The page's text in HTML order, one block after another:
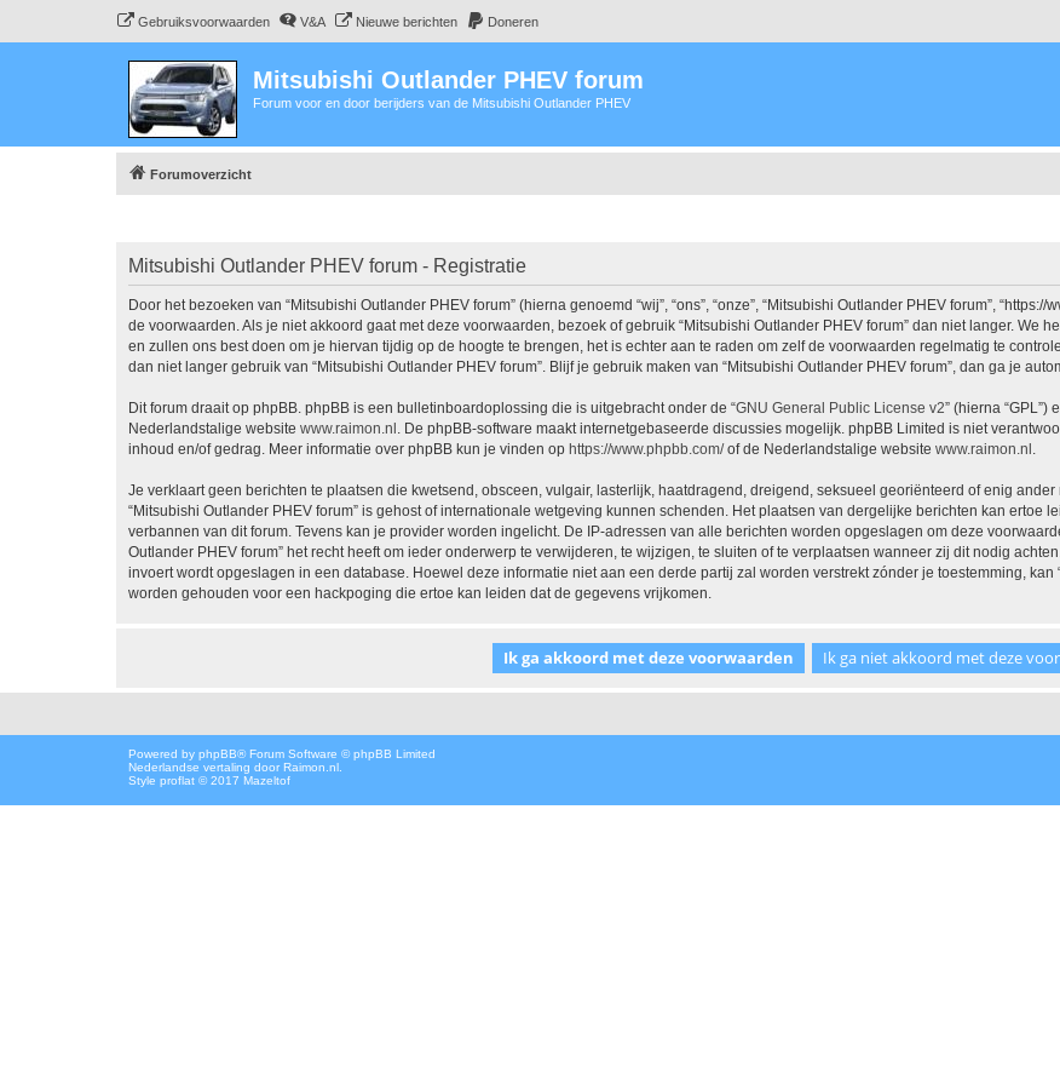
Gebruiksvoorwaarden V&A Nieuwe berichten Doneren
Mitsubishi Outlander PHEV forum
Forum voor en door berijders van de Mitsubishi Outlander PHEV
Forumoverzicht
Mitsubishi Outlander PHEV forum - Registratie
Door het bezoeken van “Mitsubishi Outlander PHEV forum” (hierna genoemd “wij”, “ons”, “onze”, “Mitsubishi Outlander PHEV forum”,
de voorwaarden. Als je niet akkoord gaat met deze voorwaarden, bezoek of gebruik “Mitsubishi Outlander PHEV forum” dan niet langer. We
en zullen ons best doen om je hiervan tijdig op de hoogte te brengen, het is echter aan te raden om zelf de voorwaarden regelmatig te
dan niet langer gebruik van “Mitsubishi Outlander PHEV forum”. Blijf je gebruik maken van “Mitsubishi Outlander PHEV forum”, dan ga je
Dit forum draait op phpBB. phpBB is een bulletinboardoplossing die is uitgebracht onder de “GNU General Public License v2” (hierna
Nederlandstalige website www.raimon.nl . De phpBB-software maakt internetgebaseerde discussies mogelijk. phpBB Limited is niet
inhoud en/of gedrag. Meer informatie over phpBB kun je vinden op https://www.phpbb.com/of de Nederlandstalige website www.raimon.nl
Je verklaart geen berichten te plaatsen die kwetsend, obsceen, vulgair, lasterlijk, haatdragend, dreigend, seksueel georiënteerd of enig
“Mitsubishi Outlander PHEV forum” is gehost of internationale wetgeving kunnen schenden. Het plaatsen van dergelijke berichten kan ertoe
verbannen van dit forum. Tevens kan je provider worden ingelicht. De IP-adressen van alle berichten worden opgeslagen om deze
Outlander PHEV forum” het recht heeft om ieder onderwerp te verwijderen, te wijzigen, te sluiten of te verplaatsen wanneer zij dit nodig
invoert wordt opgeslagen in een database. Hoewel deze informatie niet aan een derde partij zal worden verstrekt zónder je toestemming,
worden gehouden voor een hackpoging die ertoe kan leiden dat de gegevens vrijkomen.
Powered by phpBB® Forum Software © phpBB Limited
Nederlandse vertaling door Raimon.nl
Style proflat © 2017 Mazeltof